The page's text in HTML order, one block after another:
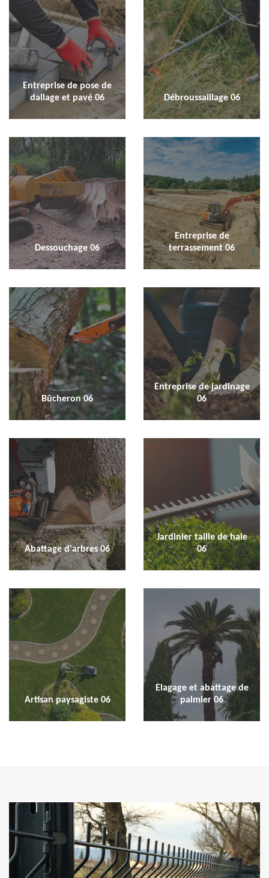
Entreprise de pose de
dallage et pavé 06
Débroussaillage 06
Dessouchage 06
Entreprise de
terrassement 06
Bûcheron 06
Entreprise de jardinage
06
Abattage d'arbres 06
Jardinier taille de haie
06
Artisan paysagiste 06
Elagage et abattage de
palmier 06